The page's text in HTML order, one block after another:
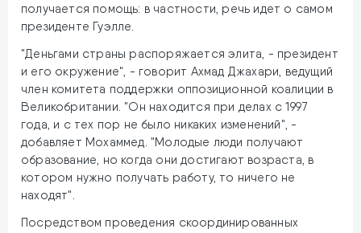
получается помощь: в частности, речь идет о самом
президенте Гуэлле.
"Деньгами страны распоряжается элита, - президент
и его окружение", - говорит Ахмад Джахари, ведущий
член комитета поддержки оппозиционной коалиции в
Великобритании. "Он находится при делах с 1997
года, и с тех пор не было никаких изменений", -
добавляет Мохаммед. "Молодые люди получают
образование, но когда они достигают возраста, в
котором нужно получать работу, то ничего не
находят".
Посредством проведения скоординированных